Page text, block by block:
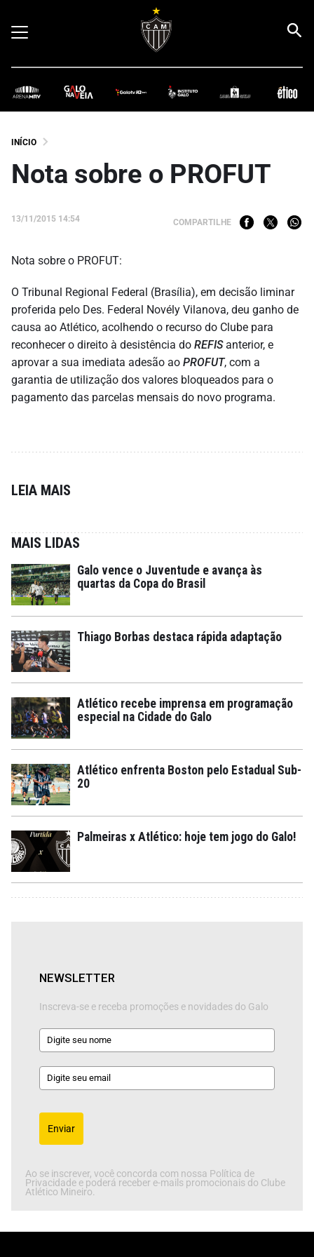
INÍCIO
Nota sobre o PROFUT
13/11/2015 14:54 COMPARTILHE
Nota sobre o PROFUT:
O Tribunal Regional Federal (Brasília), em decisão liminar
proferida pelo Des. Federal Novély Vilanova, deu ganho de
causa ao Atlético, acolhendo o recurso do Clube para
reconhecer o direito à desistência do REFISanterior, e
aprovar a sua imediata adesão ao PROFUT, com a
garantia de utilização dos valores bloqueados para o
pagamento das parcelas mensais do novo programa.
LEIA MAIS
MAIS LIDAS
Galo vence o Juventude e avança às
quartas da Copa do Brasil
Thiago Borbas destaca rápida adaptação
Atlético recebe imprensa em programação
especial na Cidade do Galo
Atlético enfrenta Boston pelo Estadual Sub-
20
Palmeiras x Atlético: hoje tem jogo do Galo!
NEWSLETTER
Inscreva-se e receba promoções e novidades do Galo
Enviar
Ao se inscrever, você concorda com nossa Política de
Privacidade e poderá receber e-mails promocionais do Clube
Atlético Mineiro.